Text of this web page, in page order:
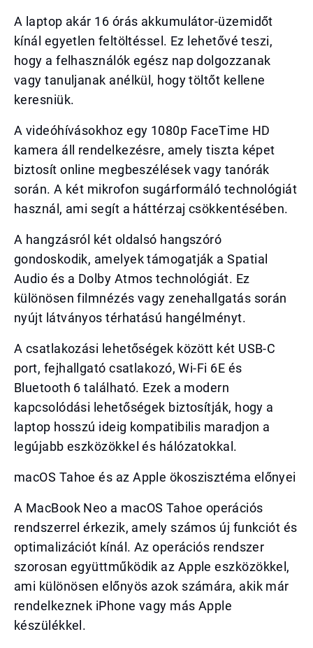
A laptop akár 16 órás akkumulátor-üzemidőt
kínál egyetlen feltöltéssel. Ez lehetővé teszi,
hogy a felhasználók egész nap dolgozzanak
vagy tanuljanak anélkül, hogy töltőt kellene
keresniük.
A videóhívásokhoz egy 1080p FaceTime HD
kamera áll rendelkezésre, amely tiszta képet
biztosít online megbeszélések vagy tanórák
során. A két mikrofon sugárformáló technológiát
használ, ami segít a háttérzaj csökkentésében.
A hangzásról két oldalsó hangszóró
gondoskodik, amelyek támogatják a Spatial
Audio és a Dolby Atmos technológiát. Ez
különösen filmnézés vagy zenehallgatás során
nyújt látványos térhatású hangélményt.
A csatlakozási lehetőségek között két USB-C
port, fejhallgató csatlakozó, Wi-Fi 6E és
Bluetooth 6 található. Ezek a modern
kapcsolódási lehetőségek biztosítják, hogy a
laptop hosszú ideig kompatibilis maradjon a
legújabb eszközökkel és hálózatokkal.
macOS Tahoe és az Apple ökoszisztéma előnyei
A MacBook Neo a macOS Tahoe operációs
rendszerrel érkezik, amely számos új funkciót és
optimalizációt kínál. Az operációs rendszer
szorosan együttműködik az Apple eszközökkel,
ami különösen előnyös azok számára, akik már
rendelkeznek iPhone vagy más Apple
készülékkel.